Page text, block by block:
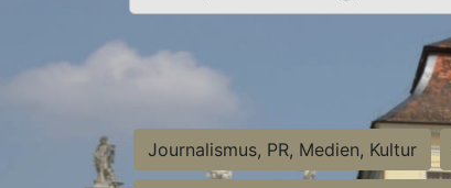
Journalismus, PR, Medien, Kultur